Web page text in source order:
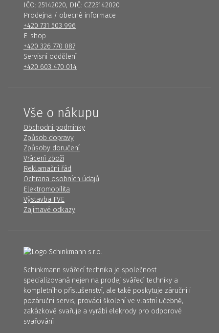
IČO: 25142020, DIČ: CZ25142020
Prodejna / obecné informace
+420 731 503 996
E-shop
+420 326 770 087
Servisní oddělení
+420 603 470 014
Vše o nákupu
Obchodní podmínky
Způsob dopravy
Způsoby doručení
Vrácení zboží
Reklamační řád
Ochrana osobních údajů
Elektromobilita
Výstavba FVE
Zajímavé odkazy
Schinkmann svářecí technika je společnost
specializovaná nejen na prodej svářecí techniky a
kompletního příslušenství, ale také poskytuje záruční i
pozáruční servis, provádí školení ve vlastní učebně,
zakázkově svařuje a vyrábí elekrody pro odporové
svařování